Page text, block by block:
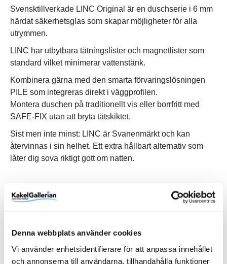
Denna webbplats använder cookies
Vi använder enhetsidentifierare för att anpassa innehållet
och annonserna till användarna, tillhandahålla funktioner
Svensktillverkade LINC Original är en duschserie i 6 mm
härdat säkerhetsglas som skapar möjligheter för alla
utrymmen.
LINC har utbytbara tätningslister och magnetlister som
standard vilket minimerar vattenstänk.
Kombinera gärna med den smarta förvaringslösningen
PILE som integreras direkt i väggprofilen.
Montera duschen på traditionellt vis eller borrfritt med
SAFE-FIX utan att bryta tätskiktet.
Sist men inte minst: LINC är Svanenmärkt och kan
återvinnas i sin helhet. Ett extra hållbart alternativ som
låter dig sova riktigt gott om natten.
Produktinformation
Art.Nr 51902970